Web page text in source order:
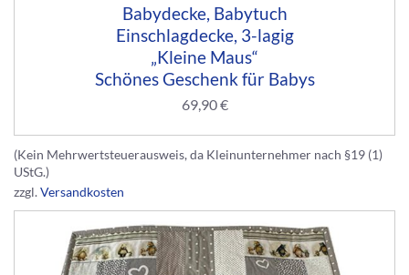
Babydecke, Babytuch
Einschlagdecke, 3-lagig
„Kleine Maus“
Schönes Geschenk für Babys
69,90€
(Kein Mehrwertsteuerausweis, da Kleinunternehmer nach §19 (1)
UStG.)
zzgl.Versandkosten